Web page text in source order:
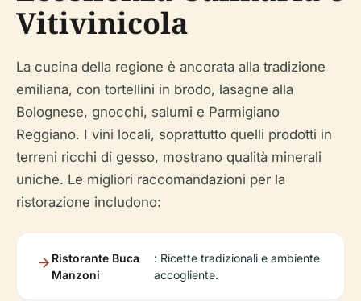
Vitivinicola
La cucina della regione è ancorata alla tradizione
emiliana, con tortellini in brodo, lasagne alla
Bolognese, gnocchi, salumi e Parmigiano
Reggiano. I vini locali, soprattutto quelli prodotti in
terreni ricchi di gesso, mostrano qualità minerali
uniche. Le migliori raccomandazioni per la
ristorazione includono:
Ristorante Buca
Manzoni
: Ricette tradizionali e ambiente
accogliente.